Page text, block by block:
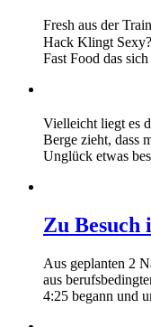
Fresh aus der
Hack Klingt
Fast Food das sich
Vielleicht liegt es
Berge zieht, dass
Unglück etwas
Zu Besuch
Aus geplanten 2
aus
4:25 begann und